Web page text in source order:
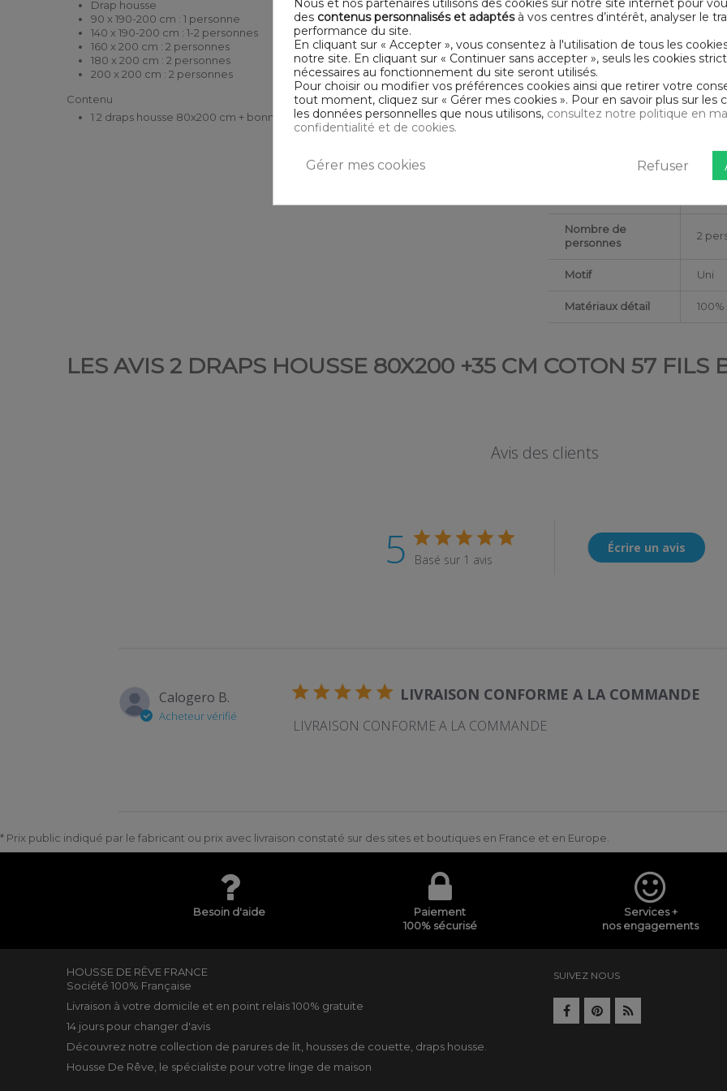
Drap housse
90 x 190-200 cm : 1 personne
140 x 190-200 cm : 1-2 personnes
160 x 200 cm : 2 personnes
180 x 200 cm : 2 personnes
200 x 200 cm : 2 personnes
Contenu
1 2 draps housse 80x200 cm + bonnet 35
Nombre de fils
Hauteur du
Bonnet
35
Collection HDR
Dimensions (cm)
Nombre de
personnes
2
Motif Uni
Matériaux détail
LES AVIS 2 DRAPS HOUSSE 80X200 +35 CM COTON 57 FILS
Avis des clients
5 Basé sur 1 avis
Écrire un avis
Calogero B.
Acheteur vérifié
LIVRAISON CONFORME A LA COMMANDE
LIVRAISON CONFORME A LA COMMANDE
* Prix public indiqué par le fabricant ou prix avec livraison constaté sur des sites et boutiques en France et en Europe.
Besoin d'aide
Paiement
100% sécurisé
Services +
nos engagements
HOUSSE DE RÊVE FRANCE
Société 100% Française
Livraison à votre domicile et en point relais 100% gratuite
14 jours pour changer d'avis
Découvrez notre collection de parures de lit housses de couette draps housse
Housse De Rêve, le spécialiste pour votre linge de maison
SUIVEZ NOUS
Nous et nos partenaires utilisons des cookies sur notre site internet pour
des contenus personnalisés et adaptésà vos centres d’intérêt, analyser le
performance du site.
En cliquant sur « Accepter », vous consentez à l'utilisation de tous les
notre site. En cliquant sur « Continuer sans accepter », seuls les cookies
nécessaires au fonctionnement du site seront utilisés.
Pour choisir ou modifier vos préférences cookies ainsi que retirer votre
tout moment, cliquez sur « Gérer mes cookies ». Pour en savoir plus sur les
les données personnelles que nous utilisons, consultez notre politique en
confidentialité et de cookies.
Refuser
Gérer mes cookies